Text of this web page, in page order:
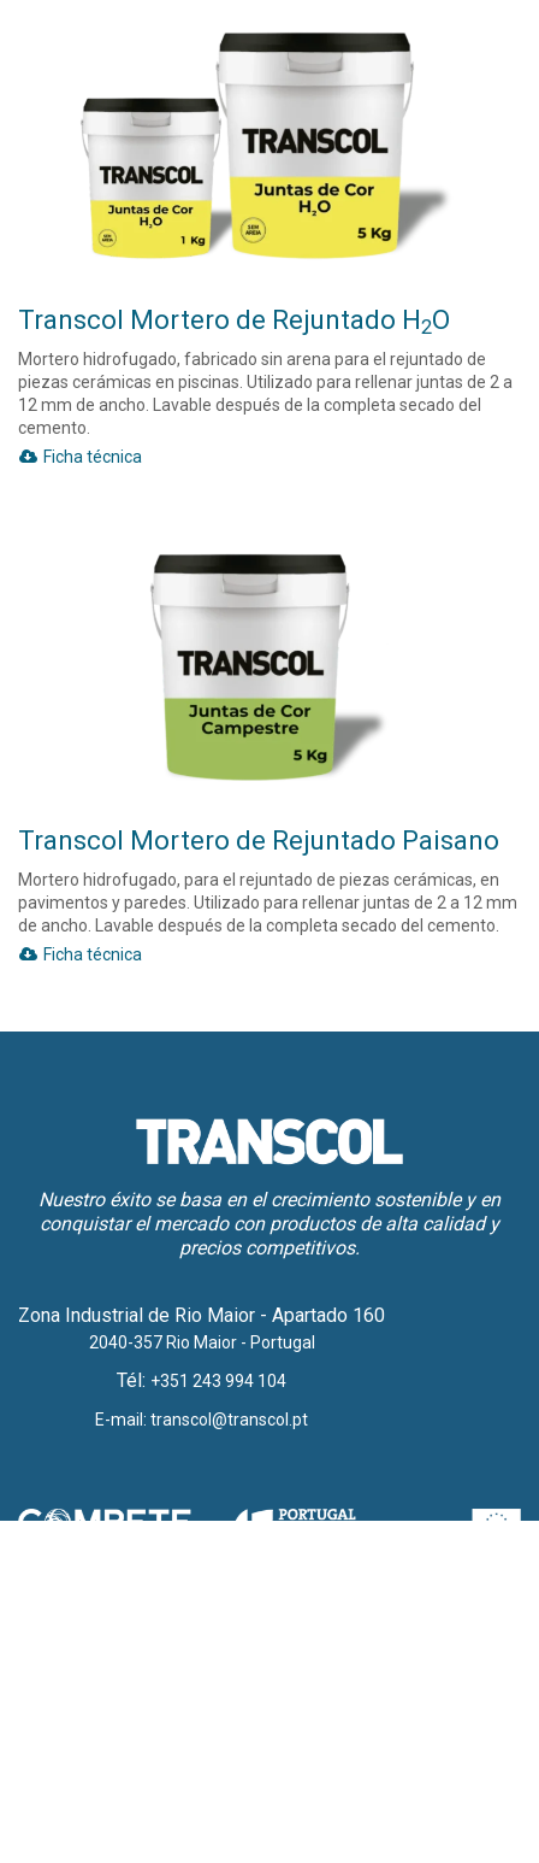
Transcol Mortero de Rejuntado H2O
Mortero hidrofugado, fabricado sin arena para el rejuntado de
piezas cerámicas en piscinas. Utilizado para rellenar juntas de 2 a
12 mm de ancho. Lavable después de la completa secado del
cemento.
Ficha técnica
Transcol Mortero de Rejuntado Paisano
Mortero hidrofugado, para el rejuntado de piezas cerámicas, en
pavimentos y paredes. Utilizado para rellenar juntas de 2 a 12 mm
de ancho. Lavable después de la completa secado del cemento.
Ficha técnica
Nuestro éxito se basa en el crecimiento sostenible y en
conquistar el mercado con productos de alta calidad y
precios competitivos.
Zona Industrial de Rio Maior - Apartado 160
2040-357 Rio Maior - Portugal
Tél: +351 243 994 104
E-mail: transcol@transcol.pt